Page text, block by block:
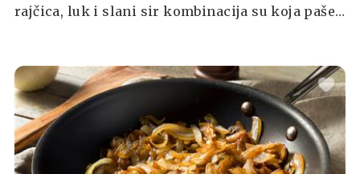
rajčica, luk i slani sir kombinacija su koja paše
oko sjeckanja i začiniti je kako treba. Također
pazite da salata ima dovoljno sira i da ju
prekriva, kao i na to da je povrće koje koristite
svježe. Na kraju ju dobro ohladite i poslužite.